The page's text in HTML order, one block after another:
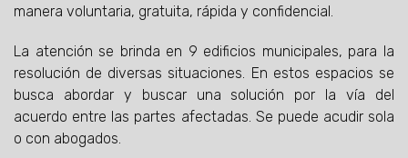
manera voluntaria, gratuita, rápida y confidencial.
La atención se brinda en 9 edificios municipales, para la
resolución de diversas situaciones. En estos espacios se
busca abordar y buscar una solución por la vía del
acuerdo entre las partes afectadas. Se puede acudir sola
o con abogados.